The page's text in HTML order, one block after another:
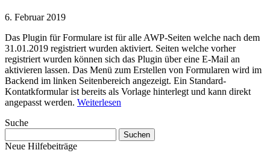
6. Februar 2019
Das Plugin für Formulare ist für alle AWP-Seiten welche nach dem
31.01.2019 registriert wurden aktiviert. Seiten welche vorher
registriert wurden können sich das Plugin über eine E-Mail an
aktivieren lassen. Das Menü zum Erstellen von Formularen wird im
Backend im linken Seitenbereich angezeigt. Ein Standard-
Kontatkformular ist bereits als Vorlage hinterlegt und kann direkt
angepasst werden. Weiterlesen
Suche
nach:
Neue Hilfebeiträge